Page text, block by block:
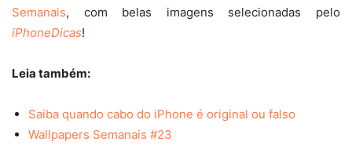
Semanais, com belas imagens selecionadas pelo
iPhoneDicas!
Leia também:
Saiba quando cabo do iPhone é original ou falso
Wallpapers Semanais #23